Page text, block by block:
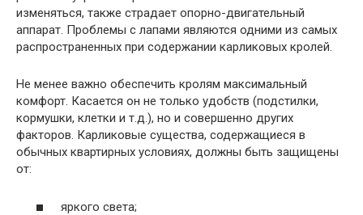
изменяться, также страдает опорно-двигательный
аппарат. Проблемы с лапами являются одними из самых
распространенных при содержании карликовых кролей.
Не менее важно обеспечить кролям максимальный
комфорт. Касается он не только удобств (подстилки,
кормушки, клетки и т.д.), но и совершенно других
факторов. Карликовые существа, содержащиеся в
обычных квартирных условиях, должны быть защищены
от:
яркого света;